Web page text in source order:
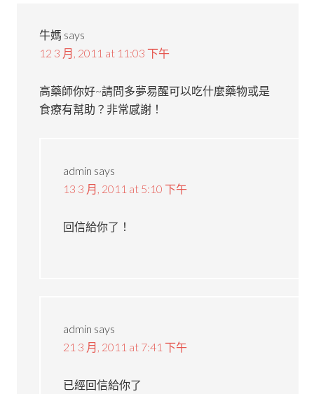
牛媽 says
12 3 月, 2011 at 11:03 下午
高藥師你好~請問多夢易醒可以吃什麼藥物或是
食療有幫助？非常感謝！
admin says
13 3 月, 2011 at 5:10 下午
回信給你了！
admin says
21 3 月, 2011 at 7:41 下午
已經回信給你了